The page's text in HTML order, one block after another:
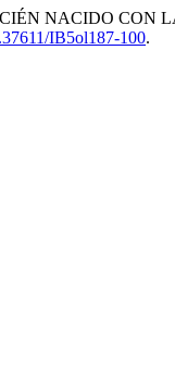
NACIDO
IB5ol187-100.